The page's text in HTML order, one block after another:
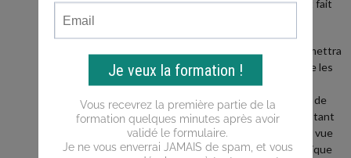
Ce blog est fait
Il vous permettra
d'apprendre les
bases de la
photo, puis de
progresser tant
du point de vue
de la technique